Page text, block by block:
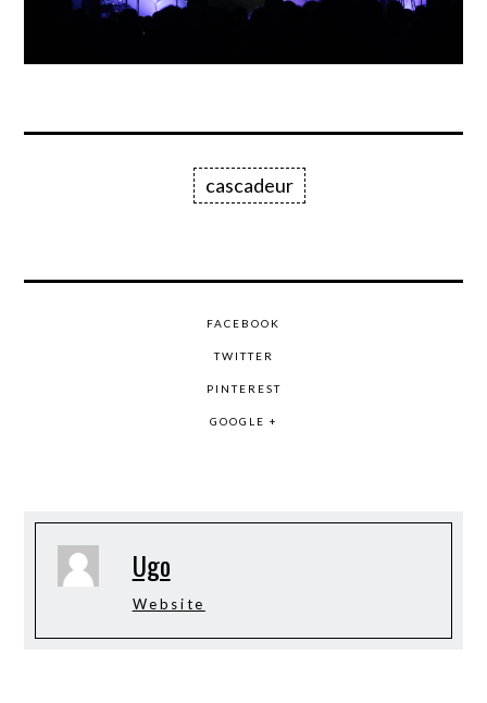
cascadeur
FACEBOOK
TWITTER
PINTEREST
GOOGLE +
Ugo
Website